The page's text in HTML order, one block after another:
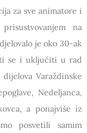
za sve animatore i
na
je oko 30-ak
se i uključiti u rad
Varaždinske
Nedeljanca,
a ponajviše iz
posvetili samim